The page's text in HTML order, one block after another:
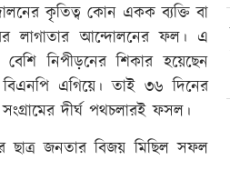
কৃতিত্ব কোন একক ব্যক্তি বা
লাগাতার আন্দোলনের ফল। এ
বেশি নিপীড়নের শিকার হয়েছেন
বিএনপি এগিয়ে। তাই ৩৬ দিনের
দীর্ঘ পথচলারই ফসল।
ছাত্র জনতার বিজয় মিছিল সফল